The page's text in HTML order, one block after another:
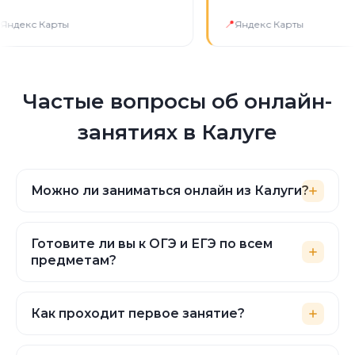
Карты Яндекс Карты
Частые вопросы об онлайн-
занятиях в Калуге
Можно ли заниматься онлайн из Калуги?
платформе — нужен только стабильный
интернет. Заниматься можно из любого
Готовите ли вы к ОГЭ и ЕГЭ по всем
предметам?
основным предметам по кодификатору
Как проходит первое занятие?